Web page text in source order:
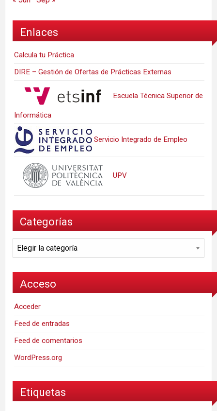
Enlaces
Calcula tu Práctica
DIRE – Gestión de Ofertas de Prácticas Externas
Escuela Técnica Superior de
Informática
Servicio Integrado de Empleo
UPV
Categorías
Categorías
Acceso
Acceder
Feed de entradas
Feed de comentarios
WordPress.org
Etiquetas